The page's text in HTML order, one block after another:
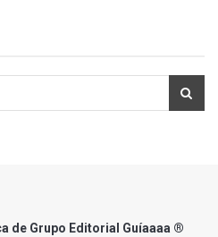
de Grupo Editorial Guíaaaa ®